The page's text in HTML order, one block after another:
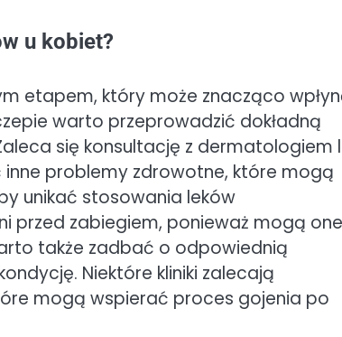
u kobiet?
etapem, który może znacząco
warto przeprowadzić dokładną
się konsultację z dermatologiem
problemy zdrowotne, które mogą
unikać stosowania leków
przed zabiegiem, ponieważ mogą one
także zadbać o odpowiednią
Niektóre kliniki zalecają
mogą wspierać proces gojenia po